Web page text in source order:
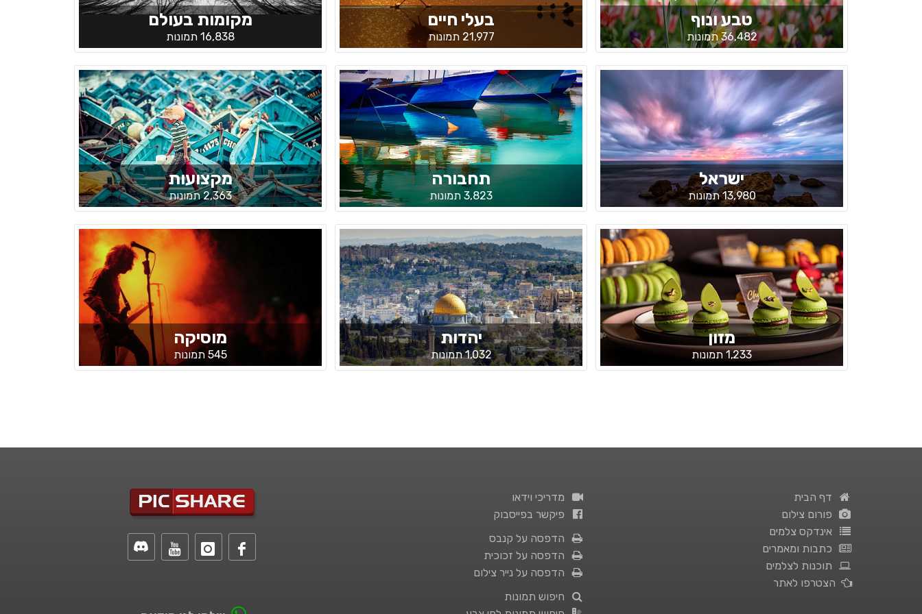
טבע ונוף
36,482 תמונות
בעלי חיים
21,977 תמונות
מקומות בעולם
16,838 תמונות
ישראל
13,980 תמונות
תחבורה
3,823 תמונות
מקצועות
2,363 תמונות
מזון
1,233 תמונות
יהדות
1,032 תמונות
מוסיקה
545 תמונות
מדריכי וידאו
פיקשר בפייסבוק
הדפסה על קנבס
הדפסה על זכוכית
הדפסה על נייר צילום
חיפוש תמונות
דף הבית
פורום צילום
אינדקס צלמים
כתבות ומאמרים
תוכנות לצלמים
הצטרפו לאתר